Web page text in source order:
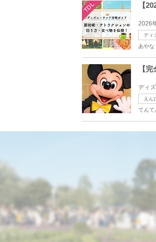
TDL 【
2026
ディ
あやな
【
ディ
えん
てんて